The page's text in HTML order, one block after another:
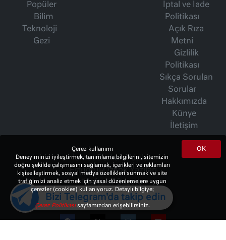
Popüler
Bilim
Teknoloji
Gezi
İptal ve İade
Politikası
Açık Rıza
Metni
Gizlilik
Politikası
Sıkça Sorulan
Sorular
Hakkımızda
Künye
İletişim
İsmet Berkan Yazıları
Ertuğrul Özkök Yazıları
Haftalık Gazete
OK
Çerez kullanımı
Deneyiminizi iyileştirmek, tanımlama bilgilerini, sitemizin
doğru şekilde çalışmasını sağlamak, içerikleri ve reklamları
kişiselleştirmek, sosyal medya özellikleri sunmak ve site
trafiğimizi analiz etmek için yasal düzenlemelere uygun
çerezler (cookies) kullanıyoruz. Detaylı bilgiye;
Çerez Politikasısayfamızdan erişebilirsiniz.
Bizi Telegram'da takip edin